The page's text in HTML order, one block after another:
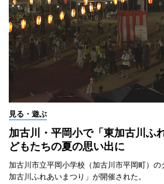
見る・遊ぶ
加古川・平岡小で「東加古川
どもたちの夏の思い出に
加古川市立平岡小学校（加古川市平岡町）
加古川ふれあいまつり」が開催された。